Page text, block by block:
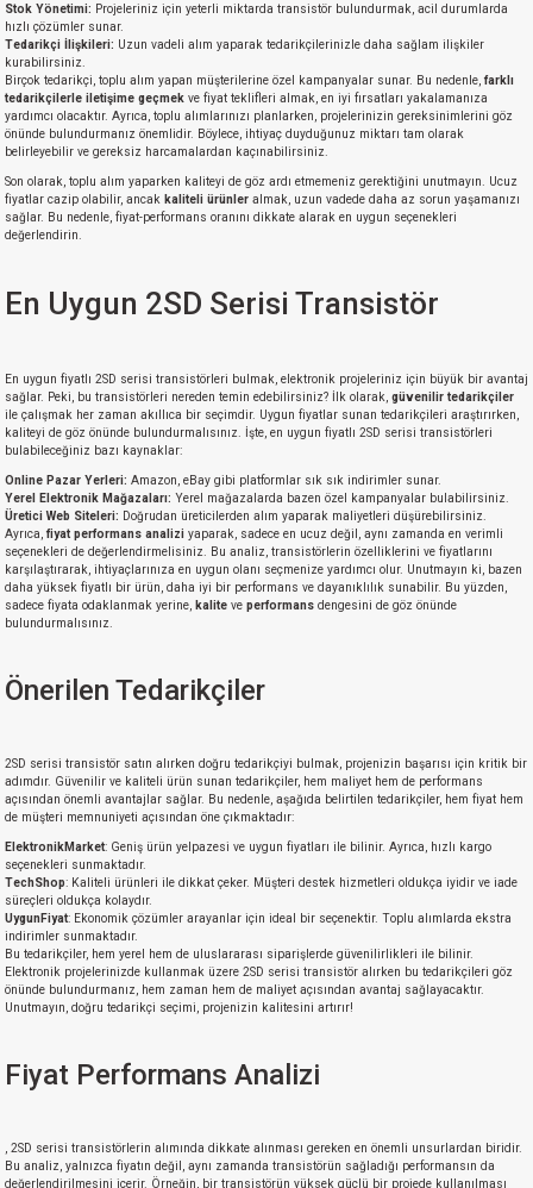
Stok Yönetimi: Projeleriniz için yeterli miktarda transistör bulundurmak, acil durumlarda
hızlı çözümler sunar.
Tedarikçi İlişkileri: Uzun vadeli alım yaparak tedarikçilerinizle daha sağlam ilişkiler
kurabilirsiniz.
Birçok tedarikçi, toplu alım yapan müşterilerine özel kampanyalar sunar. Bu nedenle, farklı
tedarikçilerle iletişime geçmek ve fiyat teklifleri almak, en iyi fırsatları yakalamanıza
yardımcı olacaktır. Ayrıca, toplu alımlarınızı planlarken, projelerinizin gereksinimlerini göz
önünde bulundurmanız önemlidir. Böylece, ihtiyaç duyduğunuz miktarı tam olarak
belirleyebilir ve gereksiz harcamalardan kaçınabilirsiniz.
Son olarak, toplu alım yaparken kaliteyi de göz ardı etmemeniz gerektiğini unutmayın. Ucuz
fiyatlar cazip olabilir, ancak kaliteli ürünler almak, uzun vadede daha az sorun yaşamanızı
sağlar. Bu nedenle, fiyat-performans oranını dikkate alarak en uygun seçenekleri
değerlendirin.
En Uygun 2SD Serisi Transistör
En uygun fiyatlı 2SD serisi transistörleri bulmak, elektronik projeleriniz için büyük bir avantaj
sağlar. Peki, bu transistörleri nereden temin edebilirsiniz? İlk olarak, güvenilir tedarikçiler
ile çalışmak her zaman akıllıca bir seçimdir. Uygun fiyatlar sunan tedarikçileri araştırırken,
kaliteyi de göz önünde bulundurmalısınız. İşte, en uygun fiyatlı 2SD serisi transistörleri
bulabileceğiniz bazı kaynaklar:
Online Pazar Yerleri: Amazon, eBay gibi platformlar sık sık indirimler sunar.
Yerel Elektronik Mağazaları: Yerel mağazalarda bazen özel kampanyalar bulabilirsiniz.
Üretici Web Siteleri: Doğrudan üreticilerden alım yaparak maliyetleri düşürebilirsiniz.
Ayrıca, fiyat performans analizi yaparak, sadece en ucuz değil, aynı zamanda en verimli
seçenekleri de değerlendirmelisiniz. Bu analiz, transistörlerin özelliklerini ve fiyatlarını
karşılaştırarak, ihtiyaçlarınıza en uygun olanı seçmenize yardımcı olur. Unutmayın ki, bazen
daha yüksek fiyatlı bir ürün, daha iyi bir performans ve dayanıklılık sunabilir. Bu yüzden,
sadece fiyata odaklanmak yerine,
kalite ve performans dengesini de göz önünde
bulundurmalısınız.
Önerilen Tedarikçiler
2SD serisi transistör satın alırken doğru tedarikçiyi bulmak, projenizin başarısı için kritik bir
adımdır. Güvenilir ve kaliteli ürün sunan tedarikçiler, hem maliyet hem de performans
açısından önemli avantajlar sağlar. Bu nedenle, aşağıda belirtilen tedarikçiler, hem fiyat hem
de müşteri memnuniyeti açısından öne çıkmaktadır:
ElektronikMarket: Geniş ürün yelpazesi ve uygun fiyatları ile bilinir. Ayrıca, hızlı kargo
seçenekleri sunmaktadır.
TechShop: Kaliteli ürünleri ile dikkat çeker. Müşteri destek hizmetleri oldukça iyidir ve iade
süreçleri oldukça kolaydır.
UygunFiyat: Ekonomik çözümler arayanlar için ideal bir seçenektir. Toplu alımlarda ekstra
indirimler sunmaktadır.
Bu tedarikçiler, hem yerel hem de uluslararası siparişlerde güvenilirlikleri ile bilinir.
Elektronik projelerinizde kullanmak üzere 2SD serisi transistör alırken bu tedarikçileri göz
önünde bulundurmanız, hem zaman hem de maliyet açısından avantaj sağlayacaktır.
Unutmayın, doğru tedarikçi seçimi, projenizin kalitesini artırır!
Fiyat Performans Analizi
, 2SD serisi transistörlerin alımında dikkate alınması gereken en önemli unsurlardan biridir.
Bu analiz, yalnızca fiyatın değil, aynı zamanda transistörün sağladığı performansın da
değerlendirilmesini içerir. Örneğin, bir transistörün yüksek güçlü bir projede kullanılması